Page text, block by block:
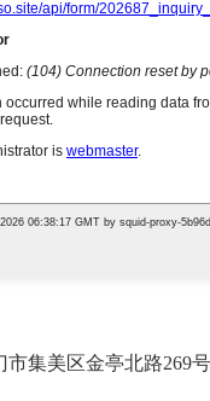
市集美区金亭北路269